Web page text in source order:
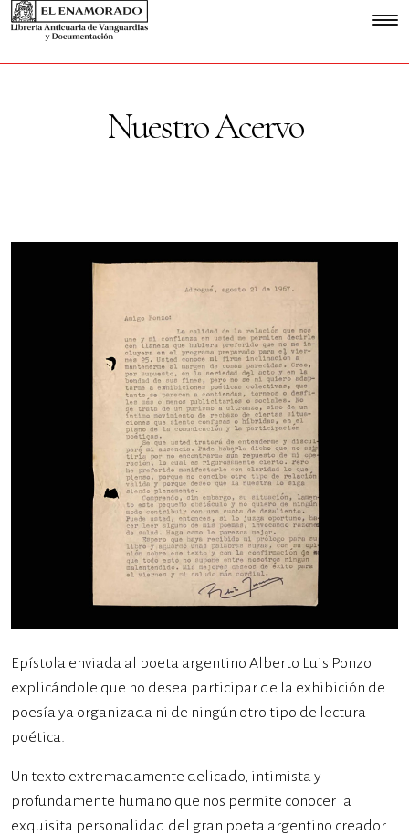
Nuestro Acervo
Epístola enviada al poeta argentino Alberto Luis Ponzo
explicándole que no desea participar de la exhibición de
poesía ya organizada ni de ningún otro tipo de lectura
poética.
Un texto extremadamente delicado, intimista y
profundamente humano que nos permite conocer la
exquisita personalidad del gran poeta argentino creador